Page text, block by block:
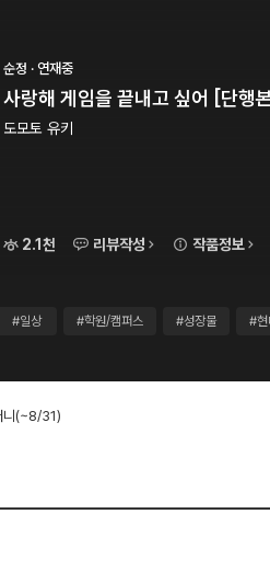
순정 · 연재중
사랑해 게임을 끝내고 싶어 [단행
도모토 유키
2.1천 리뷰작성 작품정보
#일상 #학원/캠퍼스 #성장물 #현
(~8/31)